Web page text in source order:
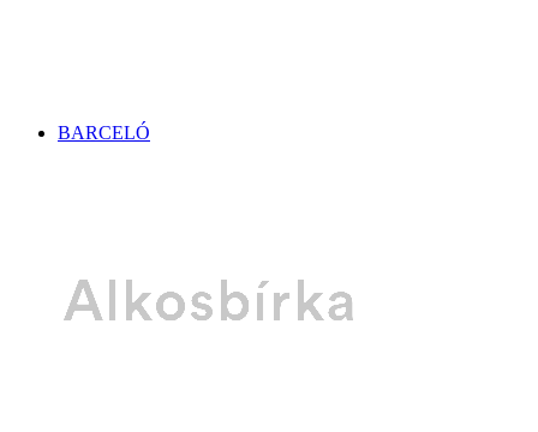
BARCELÓ